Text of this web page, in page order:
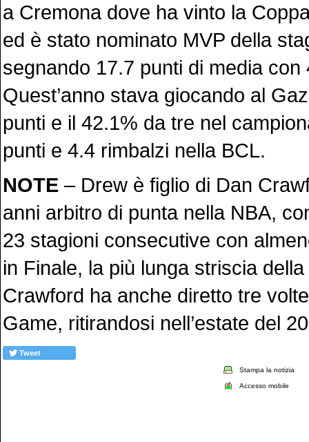
a Cremona dove ha vinto la
ed è stato nominato MVP della
segnando 17.7 punti di media con
Quest’anno stava giocando al
punti e il 42.1% da tre nel
punti e 4.4 rimbalzi nella BCL.
NOTE – Drew è figlio di Dan
anni arbitro di punta nella NBA,
23 stagioni consecutive con
in Finale, la più lunga striscia
Crawford ha anche diretto tre volte
Game, ritirandosi nell’estate del
Tweet
Stampa la notizia
Accesso mobile